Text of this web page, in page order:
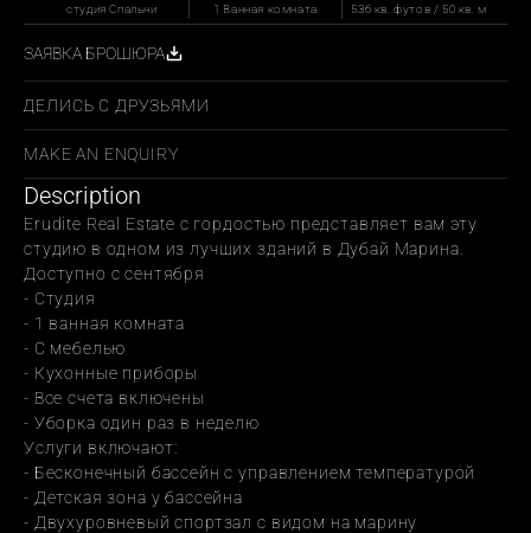
студия Спальни 1 Ванная комната 536 кв. футов / 50 кв. м
ЗАЯВКА БРОШЮРА
ДЕЛИСЬ С ДРУЗЬЯМИ
MAKE AN ENQUIRY
Description
Erudite Real Estate с гордостью представляет вам эту
студию в одном из лучших зданий в Дубай Марина.
Доступно с сентября
- Студия
- 1 ванная комната
- С мебелью
- Кухонные приборы
- Все счета включены
- Уборка один раз в неделю
Услуги включают:
- Бесконечный бассейн с управлением температурой
- Детская зона у бассейна
- Двухуровневый спортзал с видом на марину